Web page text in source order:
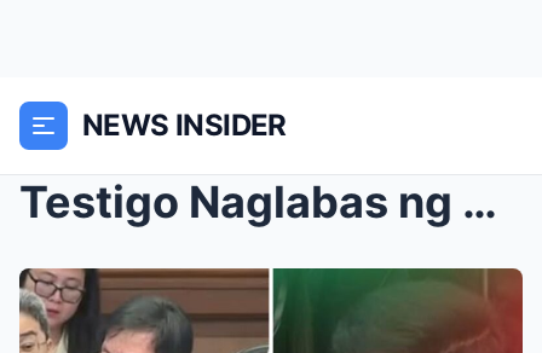
NEWS INSIDER
Testigo Naglabas ng Video nina Marcoleta at Sarah ...